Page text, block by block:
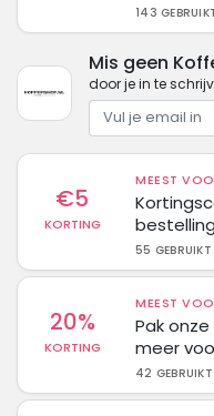
143
Mis geen
door je in te
€5
KORTING
MEEST
bestelling
55 GEBRUIKT
20%
KORTING
MEEST
Pak
meer
42 GEBRUIKT